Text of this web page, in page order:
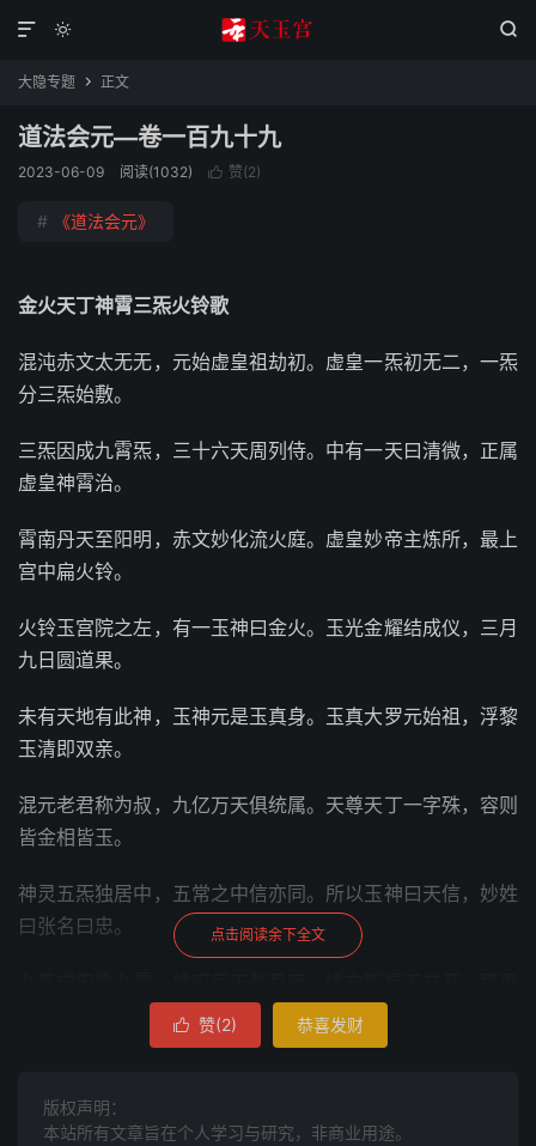
 

大隐专题  正文
道法会元—卷一百九十九
2023-06-09 阅读(1032)  赞(2)
# 《道法会元》
金火天丁神霄三炁火铃歌
混沌赤文太无无，元始虚皇祖劫初。虚皇一炁初无二，一炁
分三炁始敷。
三炁因成九霄炁，三十六天周列侍。中有一天曰清微，正属
虚皇神霄治。
霄南丹天至阳明，赤文妙化流火庭。虚皇妙帝主炼所，最上
宫中扁火铃。
火铃玉宫院之左，有一玉神曰金火。玉光金耀结成仪，三月
九日圆道果。
未有天地有此神，玉神元是玉真身。玉真大罗元始祖，浮黎
玉清即双亲。
混元老君称为叔，九亿万天俱统属。天尊天丁一字殊，容则
皆金相皆玉。
神灵五炁独居中，五常之中信亦同。所以玉神曰天信，妙姓
曰张名曰忠。
能该万法全。
点击阅读余下全文
 赞(2) 恭喜发财
版权声明：
本站所有文章旨在个人学习与研究，非商业用途。